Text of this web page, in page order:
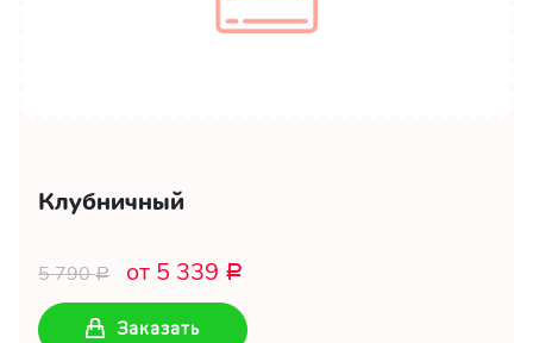
Клубничный
5 790Р от 5 339 Р
Заказать